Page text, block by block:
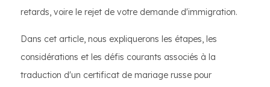
retards, voire le rejet de votre demande d'immigration.
Dans cet article, nous expliquerons les étapes, les
considérations et les défis courants associés à la
traduction d'un certificat de mariage russe pour